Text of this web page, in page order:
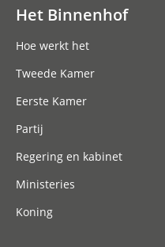
Het Binnenhof
Hoe werkt het
Tweede Kamer
Eerste Kamer
Partij
Regering en kabinet
Ministeries
Koning